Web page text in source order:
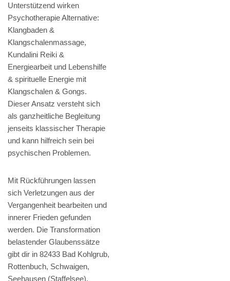
Unterstützend wirken
Psychotherapie Alternative:
Klangbaden &
Klangschalenmassage,
Kundalini Reiki &
Energiearbeit und Lebenshilfe
& spirituelle Energie mit
Klangschalen & Gongs.
Dieser Ansatz versteht sich
als ganzheitliche Begleitung
jenseits klassischer Therapie
und kann hilfreich sein bei
psychischen Problemen.
Mit Rückführungen lassen
sich Verletzungen aus der
Vergangenheit bearbeiten und
innerer Frieden gefunden
werden. Die Transformation
belastender Glaubenssätze
gibt dir in 82433 Bad Kohlgrub,
Rottenbuch, Schwaigen,
Seehausen (Staffelsee),